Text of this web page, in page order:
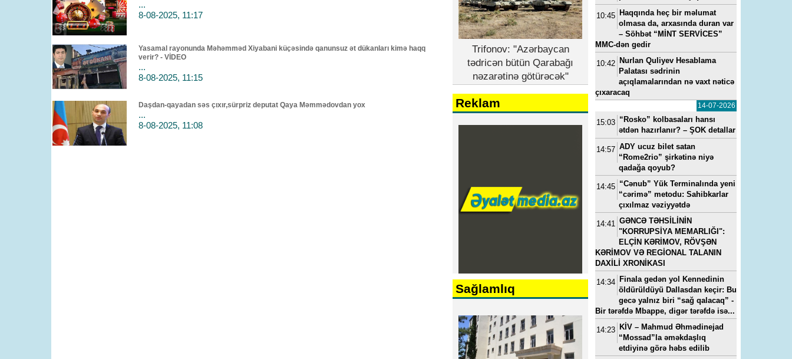
...
8-08-2025, 11:17
Yasamal rayonunda Məhəmməd Xiyabani küçəsində qanunsuz ət dükanları kimə haqq
verir? - VİDEO
...
8-08-2025, 11:15
Daşdan-qayadan səs çıxır,sürpriz deputat Qaya Məmmədovdan yox
...
8-08-2025, 11:08
Trifonov: "Azərbaycan
tədricən bütün Qarabağı
nəzarətinə götürəcək"
Reklam
Sağlamlıq
10:45 Haqqında heç bir məlumat
olmasa da, arxasında duran var
– Söhbət “MİNT SERVİCES”
MMC-dən gedir
10:42 Nurlan Quliyev Hesablama
Palatası sədrinin
açıqlamalarından nə vaxt nəticə
çıxaracaq
14-07-2026
15:03 “Rosko” kolbasaları hansı
ətdən hazırlanır? – ŞOK detallar
14:57 ADY ucuz bilet satan
“Rome2rio” şirkətinə niyə
qadağa qoyub?
14:45 “Cənub” Yük Terminalında yeni
“cərimə” metodu: Sahibkarlar
çıxılmaz vəziyyətdə
14:41 GƏNCƏ TƏHSİLİNİN
"KORRUPSİYA MEMARLIĞI":
ELÇİN KƏRİMOV, RÖVŞƏN
KƏRİMOV VƏ REGİONAL TALANIN
DAXİLİ XRONİKASI
14:34 Finala gedən yol Kennedinin
öldürüldüyü Dallasdan keçir: Bu
gecə yalnız biri “sağ qalacaq” -
Bir tərəfdə Mbappe, digər tərəfdə isə...
14:23 KİV – Mahmud Əhmədinejad
“Mossad”la əməkdaşlıq
etdiyinə görə həbs edilib